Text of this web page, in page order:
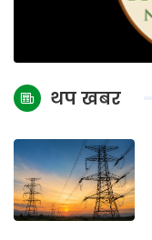
थप खबर